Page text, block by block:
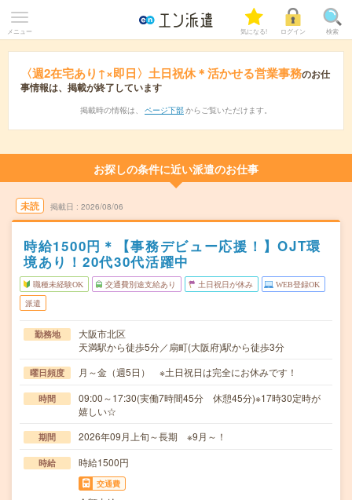
メニュー 気になる! ログイン 検索
〈週2在宅あり↑×即日〉土日祝休＊活かせる営業事務のお仕
事情報は、掲載が終了しています
掲載時の情報は、 ページ下部 からご覧いただけます。
お探しの条件に近い派遣のお仕事
未読 掲載日 2026/08/06
時給1500円＊【事務デビュー応援！】OJT環
境あり！20代30代活躍中
職種未経験OK 交通費別途支給あり 土日祝日が休み WEB登録OK
派遣
勤務地
大阪市北区
天満駅から徒歩5分／扇町(大阪府)駅から徒歩3分
曜日頻度 月～金（週5日） ※土日祝日は完全にお休みです！
時間
09:00～17:30(実働7時間45分 休憩45分)※17時30定時が
嬉しい☆
期間 2026年09月上旬～長期 ※9月～！
時給 時給1500円
交通費